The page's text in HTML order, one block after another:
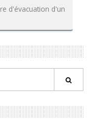
d'évacuation d'un